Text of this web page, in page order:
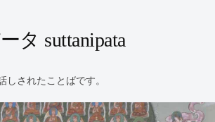
タ suttanipata